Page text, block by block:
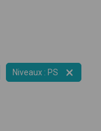
Niveaux : PS 